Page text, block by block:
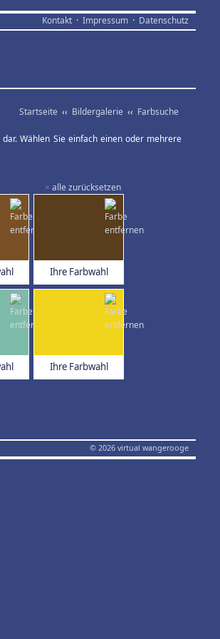
Kontakt · Impressum · Datenschutz
Startseite ‹‹ Bildergalerie ‹‹ Farbsuche
Wählen Sie einfach einen oder mehrere
× alle zurücksetzen
Ihre Farbwahl
Ihre Farbwahl
© 2026 virtual wangerooge